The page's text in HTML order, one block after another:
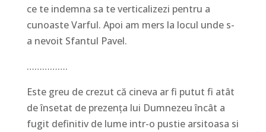
ce te indemna sa te verticalizezi pentru a
cunoaste Varful. Apoi am mers la locul unde s-
a nevoit Sfantul Pavel.
…………….
Este greu de crezut că cineva ar fi putut fi atât
de însetat de prezența lui Dumnezeu încât a
fugit definitiv de lume intr-o pustie arsitoasa si